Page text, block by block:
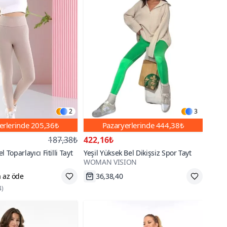
2
205,36₺
187,38₺
Toparlayıcı Fitilli Tayt
az öde
)
3
Pazaryerlerinde444,38₺
422,16₺
Yeşil Yüksek Bel Dikişsiz Spor Tayt
WOMAN VISION
36,38,40